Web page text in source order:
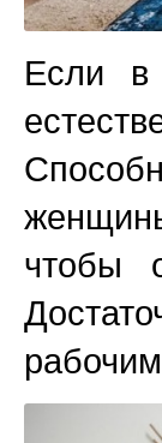
Если в
чтобы